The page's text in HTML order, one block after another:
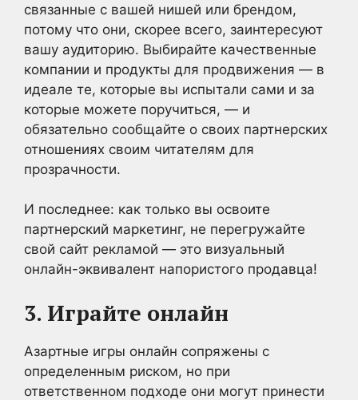
связанные с вашей нишей или брендом,
потому что они, скорее всего, заинтересуют
вашу аудиторию. Выбирайте качественные
компании и продукты для продвижения — в
идеале те, которые вы испытали сами и за
которые можете поручиться, — и
обязательно сообщайте о своих партнерских
отношениях своим читателям для
прозрачности.
И последнее: как только вы освоите
партнерский маркетинг, не перегружайте
свой сайт рекламой — это визуальный
онлайн-эквивалент напористого продавца!
3. Играйте онлайн
Азартные игры онлайн сопряжены с
определенным риском, но при
ответственном подходе они могут принести